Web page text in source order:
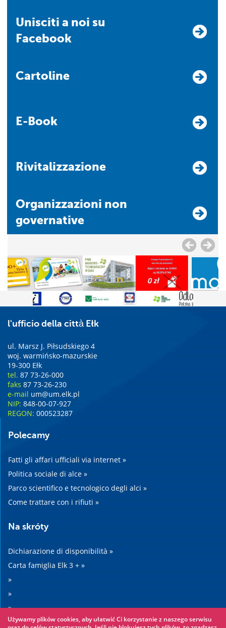
Unisciti a noi su
Facebook
Cartoline
E-Book
Rivitalizzazione
Organizzazioni non
governative
l'ufficio della città Ełk
ul. Marsz J. Piłsudskiego 4
woj. warmińsko-mazurskie
19-300 Ełk
tel. 87 73-26-000
faks 87 73-26-230
e-mail um@um.elk.pl
NIP: 848-00-07-927
REGON: 000523287
Polecamy
Fatti gli affari ufficiali via internet »
Politica sociale di alce »
Parco scientifico e tecnologico degli alci »
Come trattare con i rifiuti »
Na skróty
Dichiarazione di disponibilità »
Carta famiglia Elk 3 + »
»
»
»
»
Używamy plików cookies, aby ułatwić Ci korzystanie z naszego serwisu